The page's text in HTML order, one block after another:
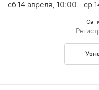
сб 14 апреля, 10:00 - ср